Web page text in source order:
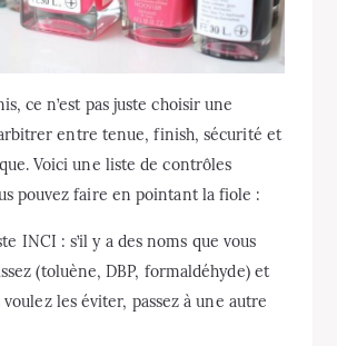
ce n’est pas juste choisir une
entre tenue, finish, sécurité et
Voici une liste de contrôles
pouvez faire en pointant la fiole :
INCI : s’il y a des noms que vous
(toluène, DBP, formaldéhyde) et
voulez les éviter, passez à une autre